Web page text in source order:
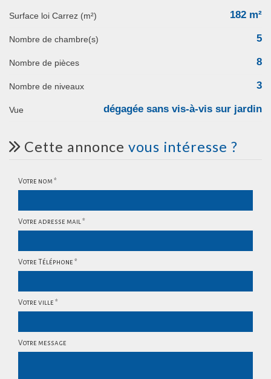
Surface loi Carrez (m²) 182 m²
Nombre de chambre(s) 5
Nombre de pièces 8
Nombre de niveaux 3
Vue dégagée sans vis-à-vis sur jardin
cette annonce vous intéresse ?
Votre nom *
Votre adresse mail *
Votre Téléphone *
Votre ville *
Votre message